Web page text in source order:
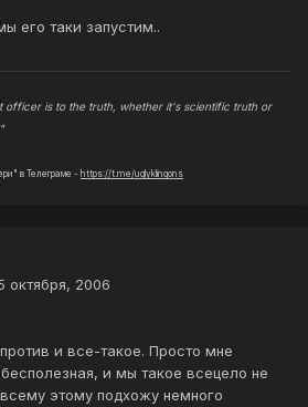
его таки запустим..
officer is to the truth, whether it's scientific truth or
в Телеграме - https://t.me/uglyklingons
октября, 2006
и все-такое. Просто мне
и мы такое всецело не
этому подхожу немного